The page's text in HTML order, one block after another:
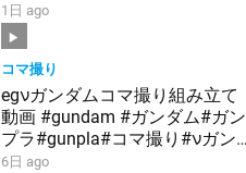
1日 ago
コマ撮り
egνガンダムコマ撮り組み立て
動画 #gundam #ガンダム#ガン
プラ#gunpla#コマ撮り#νガン
ダム#シャア#逆襲のシャア
6日 ago